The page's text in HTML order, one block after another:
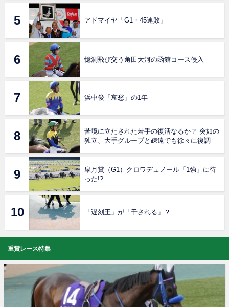
アドマイヤ「G1・45連敗」
憶測飛び交う角田大河の函館コース侵入
浜中俊「哀愁」の1年
苦境に立たされた若手の復活なるか？ 突如の
独立、大手グループと疎遠でも徐々に復調
皐月賞（G1）クロワデュノール「1強」に待
った!?
「遅刻王」が「干される」？
重賞レース特集